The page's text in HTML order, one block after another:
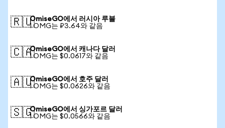
🇷🇺OmiseGO에서 러시아 루블
1 OMG는 ₽3.64와 같음
🇨🇦OmiseGO에서 캐나다 달러
1 OMG는 $0.0617와 같음
🇦🇺OmiseGO에서 호주 달러
1 OMG는 $0.0626와 같음
🇸🇬OmiseGO에서 싱가포르 달러
1 OMG는 $0.0566와 같음